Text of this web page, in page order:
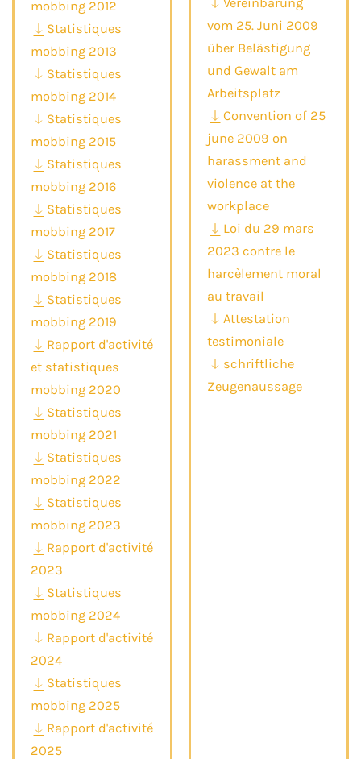
mobbing 2012
Statistiques
mobbing 2013
Statistiques
mobbing 2014
Statistiques
mobbing 2015
Statistiques
mobbing 2016
Statistiques
mobbing 2017
Statistiques
mobbing 2018
Statistiques
mobbing 2019
Rapport d'activité
et statistiques
mobbing 2020
Statistiques
mobbing 2021
Statistiques
mobbing 2022
Statistiques
mobbing 2023
Rapport d'activité
2023
Statistiques
mobbing 2024
Rapport d'activité
2024
Statistiques
mobbing 2025
Rapport d'activité
2025
vom 25. Juni 2009
über Belästigung
und Gewalt am
Arbeitsplatz
Convention of 25
june 2009 on
harassment and
violence at the
workplace
Loi du 29 mars
2023 contre le
harcèlement moral
au travail
Attestation
testimoniale
schriftliche
Zeugenaussage